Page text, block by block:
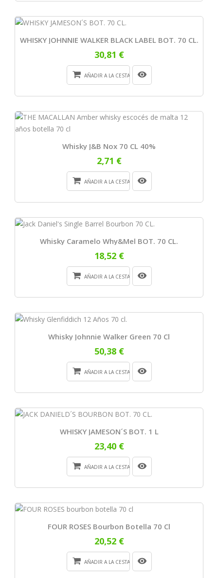
WHISKY JOHNNIE WALKER BLACK LABEL BOT. 70 CL.
30,81 €
AÑADIR A LA CESTA
Whisky J&B Nox 70 CL 40%
2,71 €
AÑADIR A LA CESTA
Whisky Caramelo Why&Mel BOT. 70 CL.
18,52 €
AÑADIR A LA CESTA
Whisky Johnnie Walker Green 70 Cl
50,38 €
AÑADIR A LA CESTA
WHISKY JAMESON´S BOT. 1 L
23,40 €
AÑADIR A LA CESTA
FOUR ROSES Bourbon Botella 70 Cl
20,52 €
AÑADIR A LA CESTA